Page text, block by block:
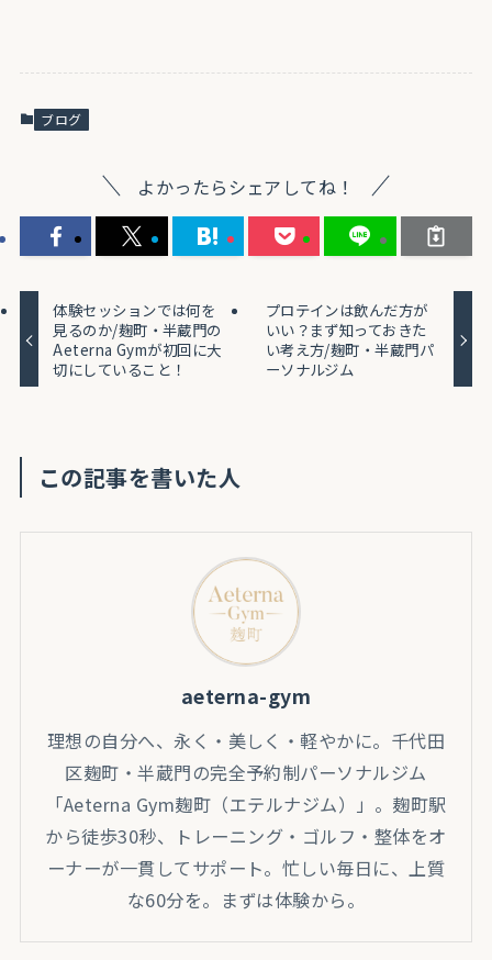
ブログ
よかったらシェアしてね！
体験セッションでは何を
見るのか/麹町・半蔵門の
Aeterna Gymが初回に大
切にしていること！
プロテインは飲んだ方が
いい？まず知っておきた
い考え方/麹町・半蔵門パ
ーソナルジム
この記事を書いた人
aeterna-gym
理想の自分へ、永く・美しく・軽やかに。千代田
区麹町・半蔵門の完全予約制パーソナルジム
「Aeterna Gym麹町（エテルナジム）」。麹町駅
から徒歩30秒、トレーニング・ゴルフ・整体をオ
ーナーが一貫してサポート。忙しい毎日に、上質
な60分を。まずは体験から。